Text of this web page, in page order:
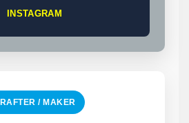
INSTAGRAM
/ MAKER